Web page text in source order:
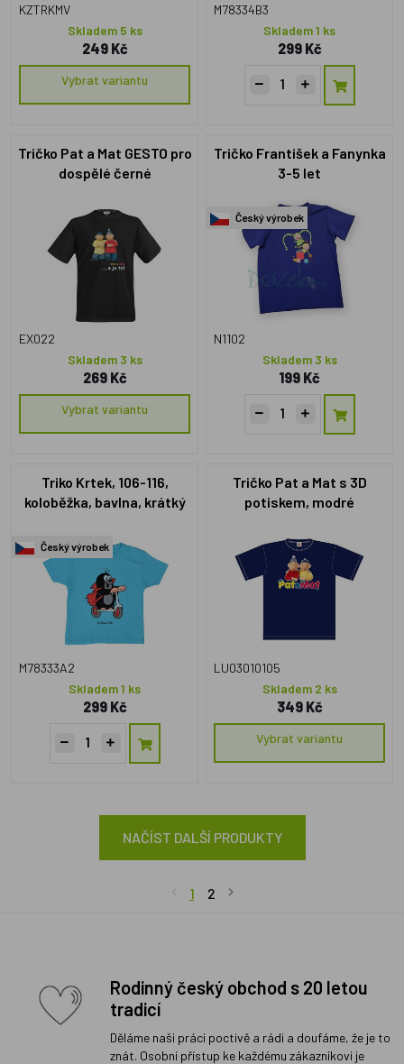
KZTRKMV
Skladem 5 ks
249 Kč
Vybrat variantu
M78334B3
Skladem 1 ks
299 Kč
Tričko Pat a Mat GESTO pro
dospělé černé
EX022
Skladem 3 ks
269 Kč
Vybrat variantu
Tričko František a Fanynka
3-5 let
Český výrobek
N1102
Skladem 3 ks
199 Kč
Triko Krtek, 106-116,
koloběžka, bavlna, krátký
Český výrobek
M78333A2
Skladem 1 ks
299 Kč
Tričko Pat a Mat s 3D
potiskem, modré
LU03010105
Skladem 2 ks
349 Kč
Vybrat variantu
NAČÍST DALŠÍ PRODUKTY
1 2
Rodinný český obchod s 20 letou
tradicí
Děláme naši práci poctivě a rádi a doufáme, že je to
znát. Osobní přístup ke každému zákazníkovi je